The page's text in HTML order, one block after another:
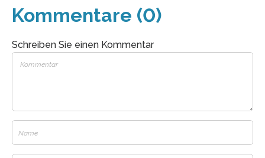
Kommentare (0)
Schreiben Sie einen Kommentar